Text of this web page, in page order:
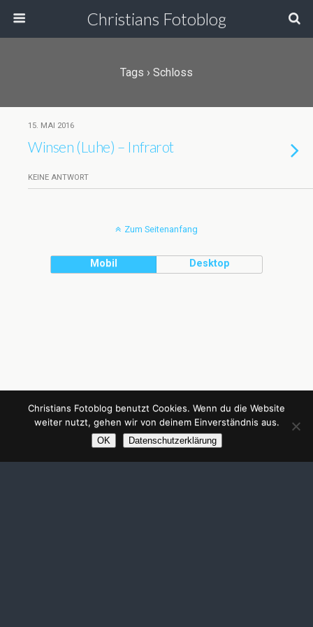
Christians Fotoblog
Tags › Schloss
15. MAI 2016
Winsen (Luhe) – Infrarot
KEINE ANTWORT
Zum Seitenanfang
Mobil Desktop
Christians Fotoblog benutzt Cookies. Wenn du die Website
weiter nutzt, gehen wir von deinem Einverständnis aus.
OK Datenschutzerklärung